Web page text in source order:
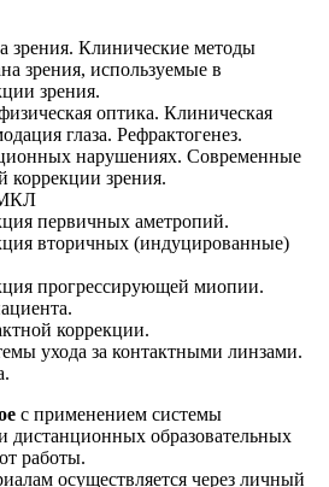
зрения. Клинические методы
зрения, используемые в
зрения.
оптика. Клиническая
глаза. Рефрактогенез.
нарушениях. Современные
коррекции зрения.
МКЛ
первичных аметропий.
вторичных (индуцированные)
прогрессирующей миопии.
коррекции.
ухода за контактными линзами.
с применением системы
дистанционных образовательных
работы.
осуществляется через личный